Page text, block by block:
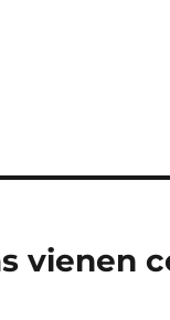
vienen